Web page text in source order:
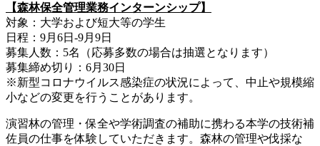
【森林保全管理業務インターンシップ】
対象：大学および短大等の学生
日程：9月6日-9月9日
募集人数：5名（応募多数の場合は抽選となります）
募集締め切り：6月30日
※新型コロナウイルス感染症の状況によって、中止や規模縮
小などの変更を行うことがあります。
演習林の管理・保全や学術調査の補助に携わる本学の技術補
佐員の仕事を体験していただきます。森林の管理や伐採な